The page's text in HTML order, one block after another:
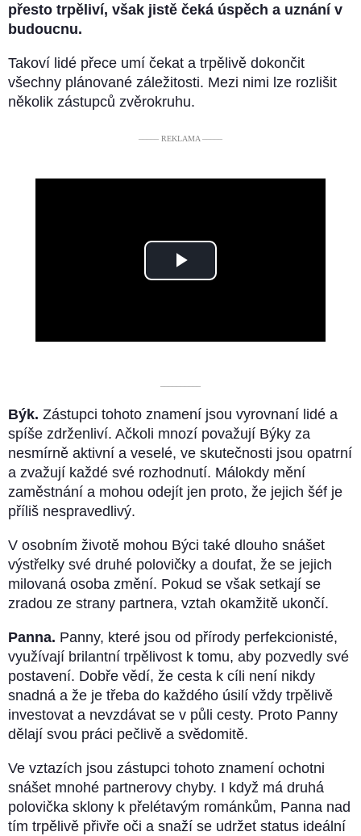
přesto trpěliví, však jistě čeká úspěch a uznání v
budoucnu.
Takoví lidé přece umí čekat a trpělivě dokončit
všechny plánované záležitosti. Mezi nimi lze rozlišit
několik zástupců zvěrokruhu.
––––– REKLAMA –––––
Play
––––––––––
Býk. Zástupci tohoto znamení jsou vyrovnaní lidé a
spíše zdrženliví. Ačkoli mnozí považují Býky za
nesmírně aktivní a veselé, ve skutečnosti jsou opatrní
a zvažují každé své rozhodnutí. Málokdy mění
zaměstnání a mohou odejít jen proto, že jejich šéf je
příliš nespravedlivý.
V osobním životě mohou Býci také dlouho snášet
výstřelky své druhé polovičky a doufat, že se jejich
milovaná osoba změní. Pokud se však setkají se
zradou ze strany partnera, vztah okamžitě ukončí.
Panna. Panny, které jsou od přírody perfekcionisté,
využívají brilantní trpělivost k tomu, aby pozvedly své
postavení. Dobře vědí, že cesta k cíli není nikdy
snadná a že je třeba do každého úsilí vždy trpělivě
investovat a nevzdávat se v půli cesty. Proto Panny
dělají svou práci pečlivě a svědomitě.
Ve vztazích jsou zástupci tohoto znamení ochotni
snášet mnohé partnerovy chyby. I když má druhá
polovička sklony k přelétavým románkům, Panna nad
tím trpělivě přivře oči a snaží se udržet status ideální